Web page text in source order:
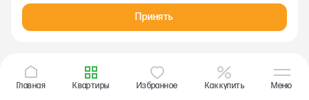
Главная Квартиры Избранное Как купить Меню
Принять